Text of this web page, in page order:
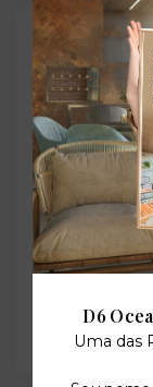
Rua Coronel
Alegre/RS-
+
−
D6
Uma das